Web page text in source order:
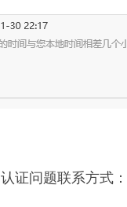
认证问题联系方式：